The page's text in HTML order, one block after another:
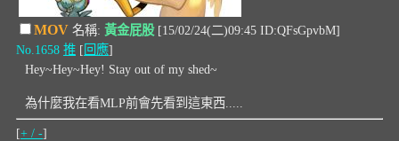
MOV 名稱: 黃金屁股[15/02/24(二)09:45 ID:QFsGpvbM]
No.1658 推 [ 回應]
Hey~Hey~Hey! Stay out of my shed~
為什麼我在看MLP前會先看到這東西.....
[+ / -]